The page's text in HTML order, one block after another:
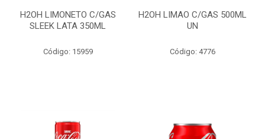
H2OH LIMONETO C/GAS
SLEEK LATA 350ML
Código: 15959
H2OH LIMAO C/GAS 500ML
UN
Código: 4776